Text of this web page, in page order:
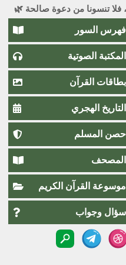
فلا تنسونا من دعوة صالحة 🌿
فهرس السور
المكتبة الصوتية
بطاقات القرآن
التاريخ الهجري
حصن المسلم
المصحف
موسوعة القرآن الكريم
سؤال وجواب